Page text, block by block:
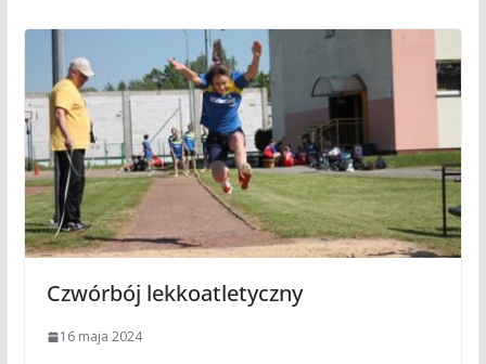
Czwórbój lekkoatletyczny
16 maja 2024